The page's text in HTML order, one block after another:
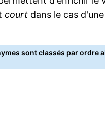
court dans le cas
sont classés par ordre